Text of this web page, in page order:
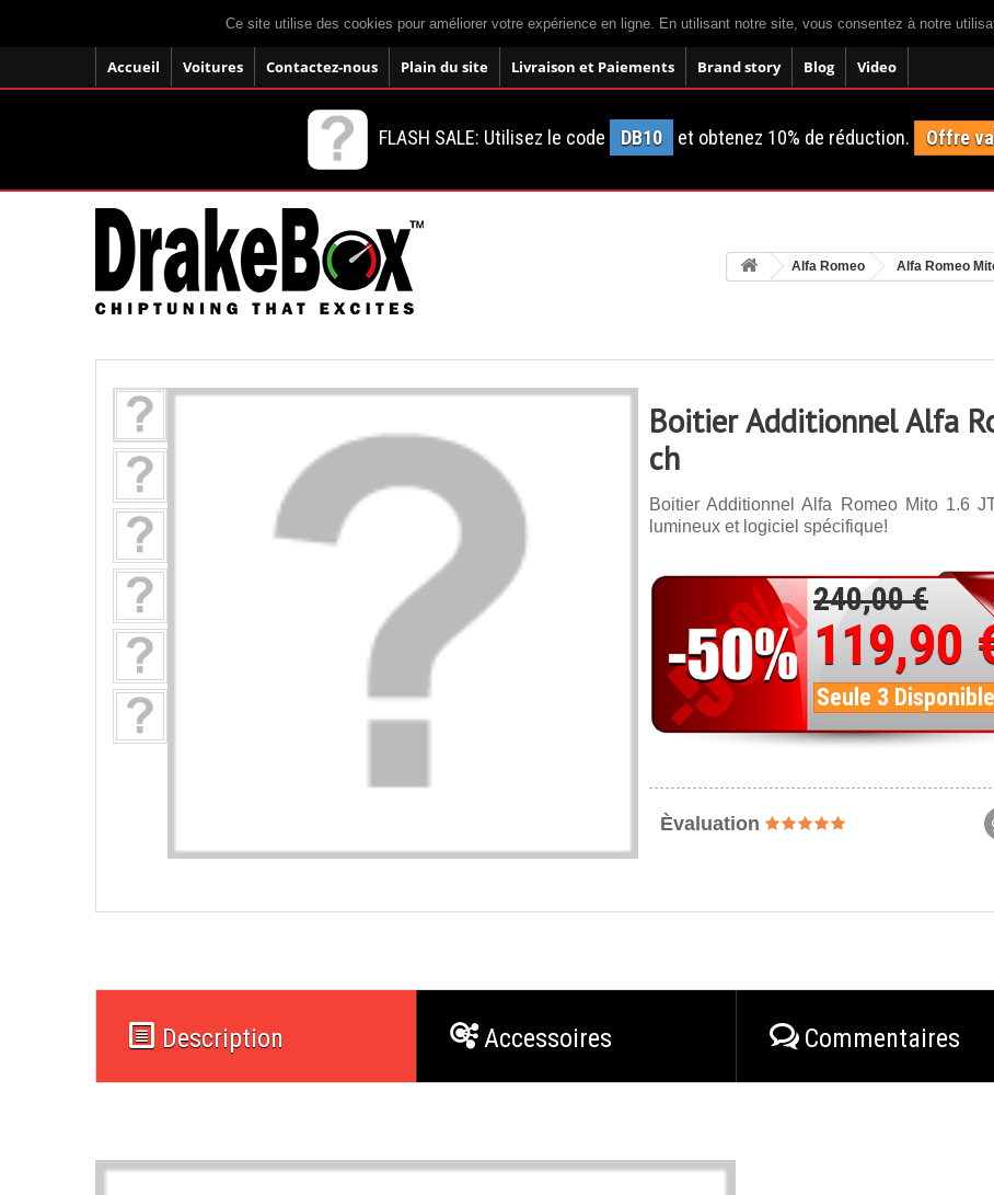
Ce site utilise des cookies pour améliorer votre expérience en ligne. En utilisant notre site, vous consentez à notre
Accueil Voitures Contactez-nous Plain du site Livraison et Paiements Brand story Blog Video
FLASH SALE: Utilisez le code DB10 et obtenez 10% de réduction. Offre
Alfa Romeo Alfa Romeo
Boitier Additionnel Alfa
ch
Boitier Additionnel Alfa Romeo Mito 1.6
lumineux et logiciel spécifique!
240,00 €
119,90
Seule 3
Èvaluation
Description Accessoires Commentaires